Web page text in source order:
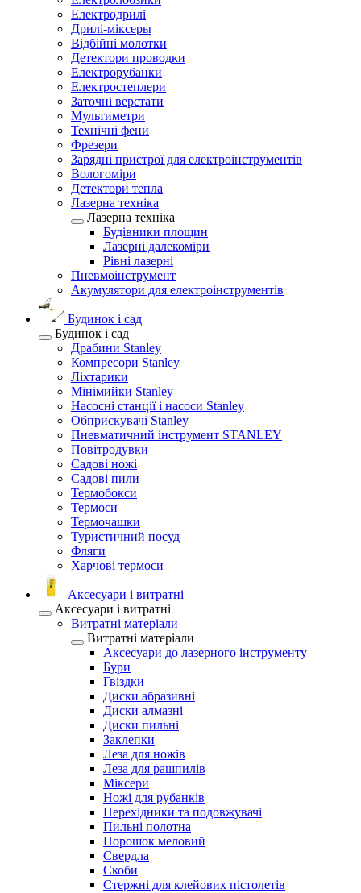
Електродрилі
Дрилі-міксеры
Відбійні молотки
Детектори проводки
Електрорубанки
Електростеплери
Заточні верстати
Мультиметри
Технічні фени
Фрезери
Зарядні пристрої для електроінструментів
Вологоміри
Детектори тепла
Лазерна техніка
Лазерна техніка
Будівники площин
Лазерні далекоміри
Рівні лазерні
Пневмоінструмент
Акумулятори для електроінструментів
Будинок і сад
Будинок і сад
Драбини Stanley
Компресори Stanley
Ліхтарики
Мінімийки Stanley
Насосні станції і насоси Stanley
Обприскувачі Stanley
Пневматичний інструмент STANLEY
Повітродувки
Садові ножі
Садові пили
Термобокси
Термоси
Термочашки
Туристичний посуд
Фляги
Харчові термоси
Аксесуари і витратні
Аксесуари і витратні
Витратні матеріали
Витратні матеріали
Аксесуари до лазерного інструменту
Бури
Гвіздки
Диски абразивні
Диски алмазні
Диски пильні
Заклепки
Леза для ножів
Леза для рашпилів
Міксери
Ножі для рубанків
Перехідники та подовжувачі
Пильні полотна
Порошок меловий
Свердла
Скоби
Стержні для клейових пістолетів